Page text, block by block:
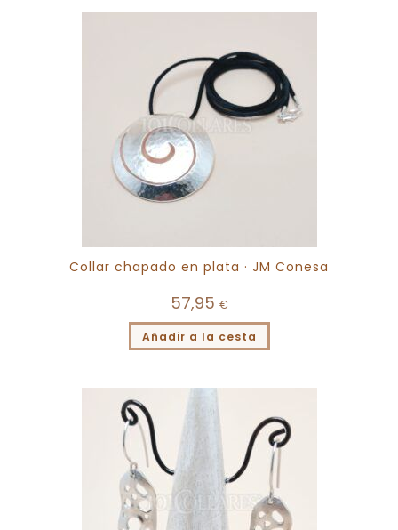
Collar chapado en plata · JM Conesa
57,95 €
Añadir a la cesta